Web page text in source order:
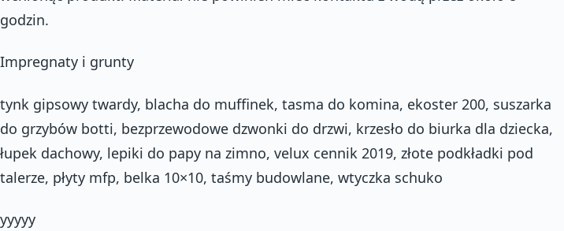
godzin.
Impregnaty i grunty
tynk gipsowy twardy, blacha do muffinek, tasma do komina, ekoster 200, suszarka
do grzybów botti, bezprzewodowe dzwonki do drzwi, krzesło do biurka dla dziecka,
łupek dachowy, lepiki do papy na zimno, velux cennik 2019, złote podkładki pod
talerze, płyty mfp, belka 10×10, taśmy budowlane, wtyczka schuko
yyyyy